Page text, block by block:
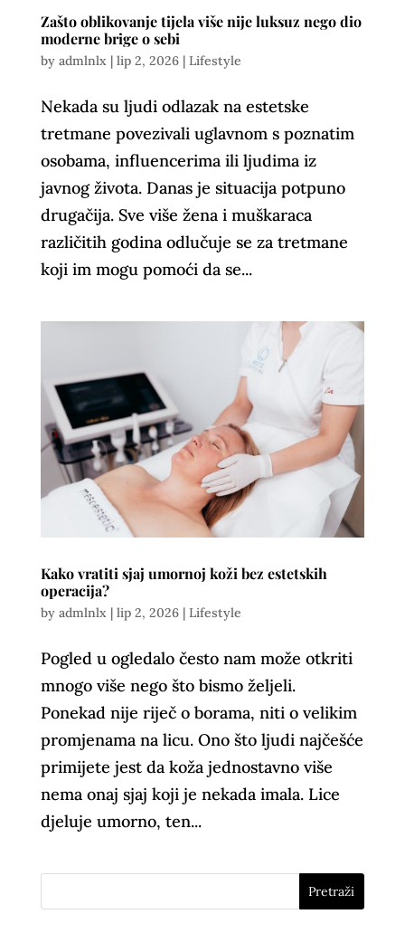
Zašto oblikovanje tijela više nije luksuz nego dio
moderne brige o sebi
by admlnlx| lip 2, 2026| Lifestyle
Nekada su ljudi odlazak na estetske
tretmane povezivali uglavnom s poznatim
osobama, influencerima ili ljudima iz
javnog života. Danas je situacija potpuno
drugačija. Sve više žena i muškaraca
različitih godina odlučuje se za tretmane
koji im mogu pomoći da se...
Kako vratiti sjaj umornoj koži bez estetskih
operacija?
by admlnlx| lip 2, 2026| Lifestyle
Pogled u ogledalo često nam može otkriti
mnogo više nego što bismo željeli.
Ponekad nije riječ o borama, niti o velikim
promjenama na licu. Ono što ljudi najčešće
primijete jest da koža jednostavno više
nema onaj sjaj koji je nekada imala. Lice
djeluje umorno, ten...